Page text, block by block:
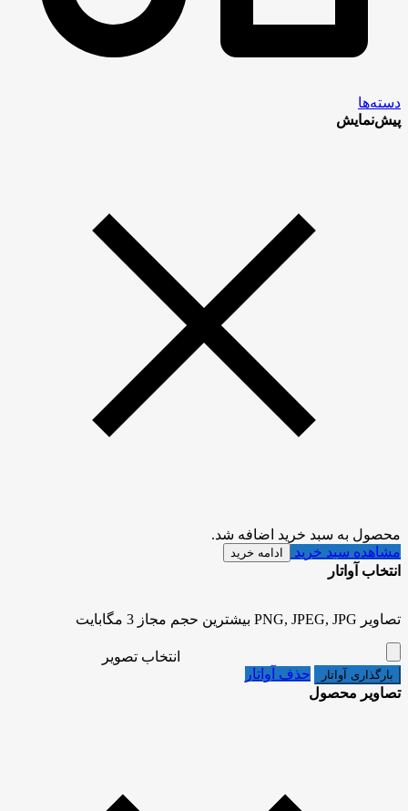
دسته‌ها
پیش‌نمایش
محصول به سبد خرید اضافه شد.
مشاهده سبد خرید
ادامه خرید
انتخاب آواتار
تصاویر PNG, JPEG, JPG بیشترین حجم مجاز 3 مگابایت
انتخاب تصویر
بارگذاری آواتار
حذف آواتار
تصاویر محصول